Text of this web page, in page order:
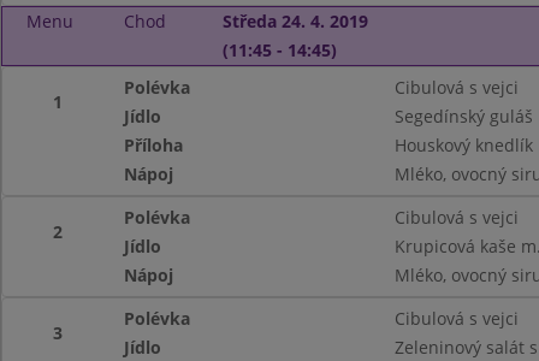
Menu
Chod
Středa 24. 4. 2019
(11:45 - 14:45)
1
Polévka
Cibulová s vejci
Jídlo
Segedínský guláš
Příloha
Houskový knedlík
Nápoj
Mléko, ovocný
2
Polévka
Cibulová s vejci
Jídlo
Krupicová kaše
Nápoj
Mléko, ovocný
3
Polévka
Cibulová s vejci
Jídlo
Zeleninový salát